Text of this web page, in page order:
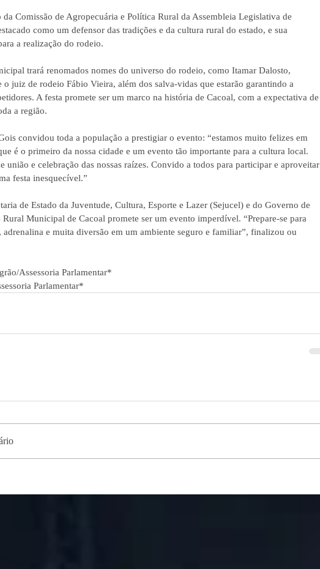
Comissão de Agropecuária e Política Rural da Assembleia Legislativa de
como um defensor das tradições e da cultura rural do estado, e sua
a realização do rodeio.
trará renomados nomes do universo do rodeio, como Itamar Dalosto,
juiz de rodeio Fábio Vieira, além dos salva-vidas que estarão garantindo a
A festa promete ser um marco na história de Cacoal, com a expectativa de
a região.
convidou toda a população a prestigiar o evento: “estamos muito felizes em
é o primeiro da nossa cidade e um evento tão importante para a cultura local.
união e celebração das nossas raízes. Convido a todos para participar e aproveitar
festa inesquecível.”
de Estado da Juventude, Cultura, Esporte e Lazer (Sejucel) e do Governo de
Municipal de Cacoal promete ser um evento imperdível. “Prepare-se para
adrenalina e muita diversão em um ambiente seguro e familiar”, finalizou ou
Assessoria Parlamentar*
Parlamentar*